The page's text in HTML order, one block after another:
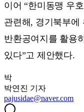
이어 “한미동맹 우
관련해, 경기북부에
반환공여지를 활용
있다”고 제안했다.
박
박연진 기자
pajusidae@naver.com